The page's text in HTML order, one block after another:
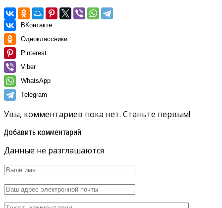
ВКонтакте
Одноклассники
Pinterest
Viber
WhatsApp
Telegram
Увы, комментариев пока нет. Станьте первым!
Добавить комментарий
Данные не разглашаются